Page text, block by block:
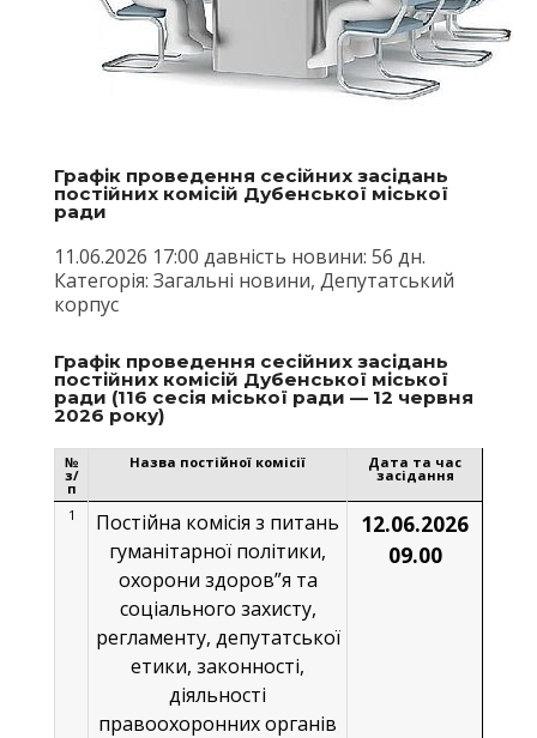
Графік проведення сесійних засідань
постійних комісій Дубенської міської
ради
11.06.2026 17:00 давність новини: 56 дн.
Категорія: Загальні новини, Депутатський
корпус
Графік проведення сесійних засідань
постійних комісій Дубенської міської
ради (116 сесія міської ради — 12 червня
2026 року)
№
з/
п
Назва постійної комісії Дата та час
засідання
1
Постійна комісія з питань
гуманітарної політики,
охорони здоров”я та
соціального захисту,
регламенту, депутатської
етики, законності,
діяльності
правоохоронних органів
12.06.2026
09.00